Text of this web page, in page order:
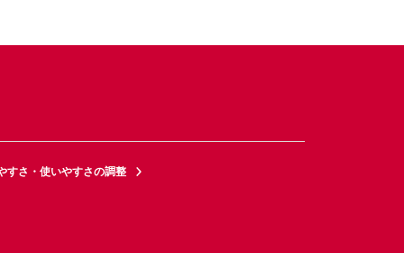
すさ・使いやすさの調整